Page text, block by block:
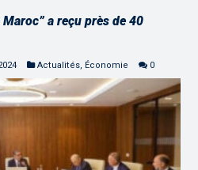
a reçu près de 40
Actualités, Économie 0